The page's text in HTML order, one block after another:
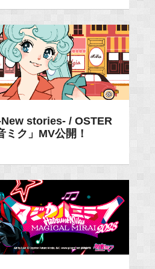
New stories- / OSTER
ク」MV公開！